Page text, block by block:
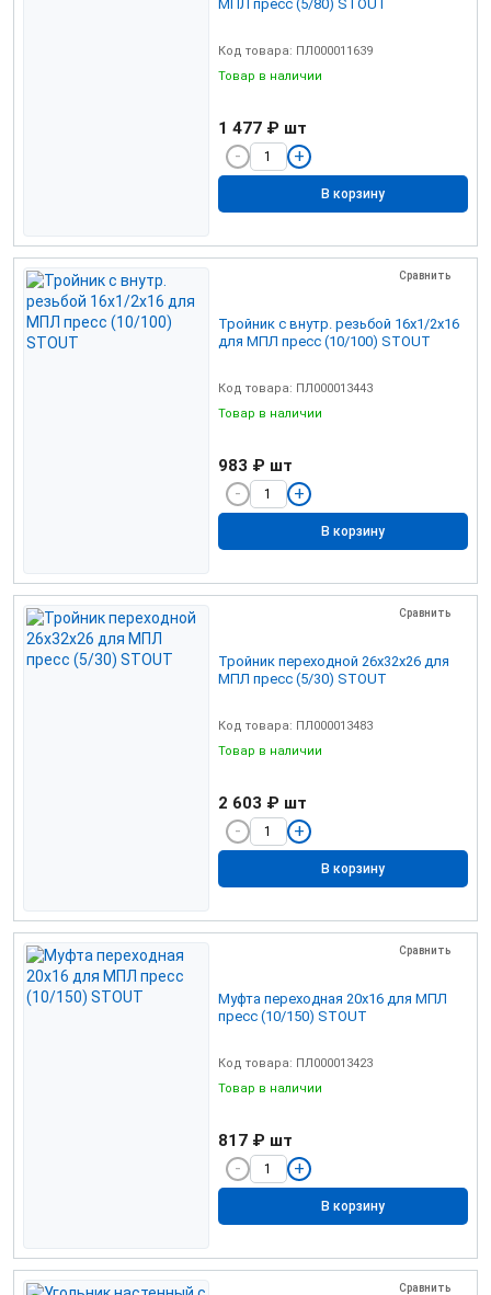
МПЛ пресс (5/80) STOUT
Код товара: ПЛ000011639
Товар в наличии
1 477 ₽ шт
В корзину
Сравнить
Тройник с внутр. резьбой 16х1/2х16
для МПЛ пресс (10/100) STOUT
Код товара: ПЛ000013443
Товар в наличии
983 ₽ шт
В корзину
Сравнить
Тройник переходной 26х32х26 для
МПЛ пресс (5/30) STOUT
Код товара: ПЛ000013483
Товар в наличии
2 603 ₽ шт
В корзину
Сравнить
Муфта переходная 20х16 для МПЛ
пресс (10/150) STOUT
Код товара: ПЛ000013423
Товар в наличии
817 ₽ шт
В корзину
Сравнить